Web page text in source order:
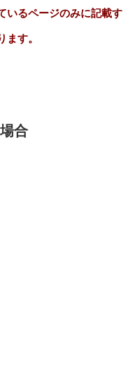
いるページのみに記載す
す。
合